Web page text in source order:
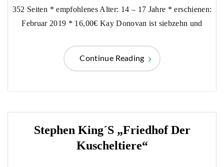
352 Seiten * empfohlenes Alter: 14 – 17 Jahre * erschienen:
Februar 2019 * 16,00€ Kay Donovan ist siebzehn und
Continue Reading
Stephen King´s „Friedhof Der
Kuscheltiere“